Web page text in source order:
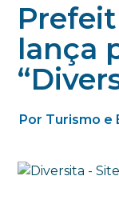
lança
Por Turismo e